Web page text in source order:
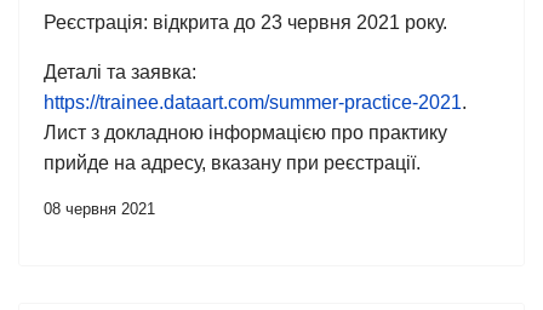
Реєстрація: відкрита до 23 червня 2021 року.
Деталі та заявка:
https://trainee.dataart.com/summer-practice-2021.
Лист з докладною інформацією про практику
прийде на адресу, вказану при реєстрації.
08 червня 2021